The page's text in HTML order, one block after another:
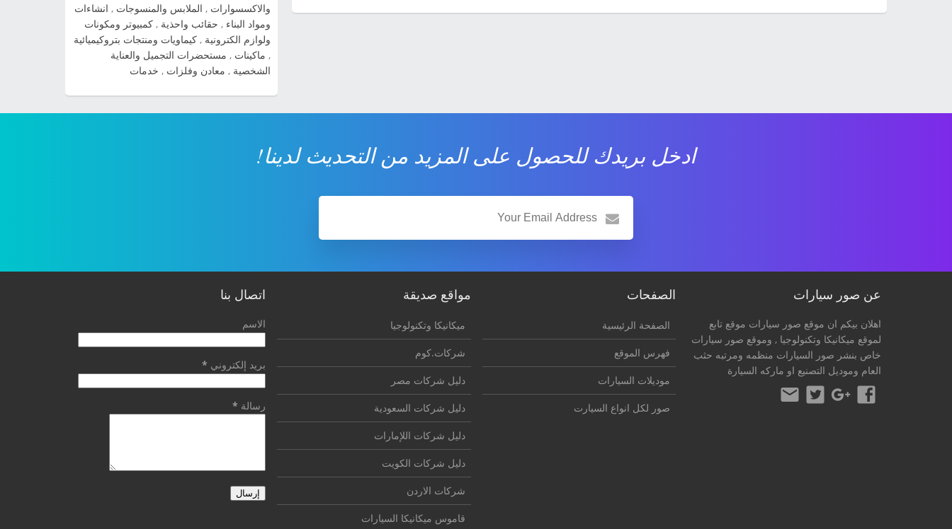
كيا ريو 2014 شاهد صور السيارة » صور سيارة كيا
kia cadenza 2014 شاهد صور السيارة » ...
والاكسسوارات , الملابس والمنسوجات , انشاءات
ومواد البناء , حقائب واحذية , كمبيوتر ومكونات
ولوازم الكترونية , كيماويات ومنتجات بتروكيميائية
, ماكينات , مستحضرات التجميل والعناية
الشخصية , معادن وفلزات , خدمات
ادخل بريدك للحصول على المزيد من التحديث لدينا!
عن صور سيارات
اهلان بيكم ان موقع صور سيارات موقع تابع
لموقع ميكانيكا وتكنولوجيا , وموقع صور سيارات
خاص بنشر صور السيارات منظمه ومرتبه حثب
العام وموديل التصنيع او ماركه السيارة
الصفحات
الصفحة الرئيسية
فهرس الموقع
موديلات السيارات
صور لكل انواع السيارت
مواقع صديقة
ميكانيكا وتكنولوجيا
شركات.كوم
دليل شركات مصر
دليل شركات السعودية
دليل شركات اللإمارات
دليل شركات الكويت
شركات الاردن
قاموس ميكانيكا السيارات
اتصال بنا
الاسم
بريد إلكتروني *
رسالة *